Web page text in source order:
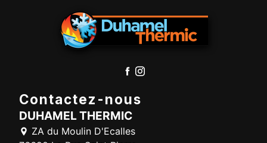
Contactez-nous
DUHAMEL THERMIC
ZA du Moulin D'Ecalles